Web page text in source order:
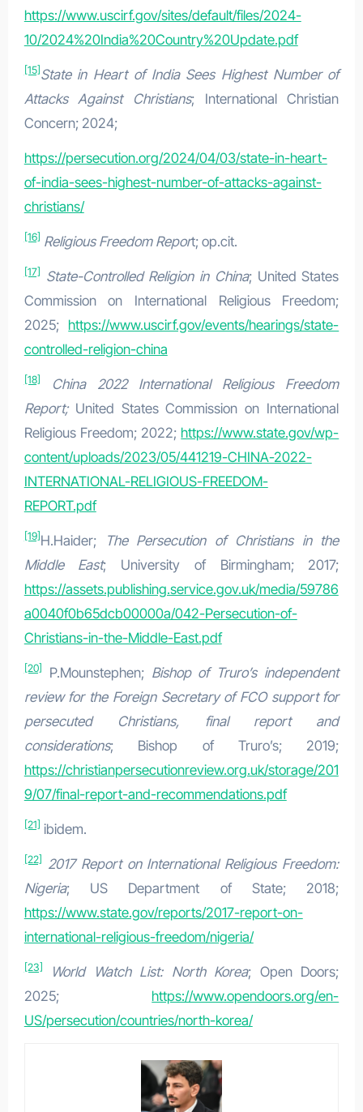
https://www.uscirf.gov/sites/default/files/2024-
10/2024%20India%20Country%20Update.pdf
[15] State in Heart of India Sees Highest Number of
Attacks Against Christians; International Christian
Concern; 2024;
https://persecution.org/2024/04/03/state-in-heart-
of-india-sees-highest-number-of-attacks-against-
christians/
[16] Religious Freedom Report; op.cit.
[17] State-Controlled Religion in China; United States
Commission on International Religious Freedom;
2025;https://www.uscirf.gov/events/hearings/state-
controlled-religion-china
[18]
China 2022 International Religious Freedom
Report;United States Commission on International
Religious Freedom; 2022;https://www.state.gov/wp-
content/uploads/2023/05/441219-CHINA-2022-
INTERNATIONAL-RELIGIOUS-FREEDOM-
REPORT.pdf
[19] H.Haider;The Persecution of Christians in the
Middle East; University of Birmingham; 2017;
https://assets.publishing.service.gov.uk/media/59786
a0040f0b65dcb00000a/042-Persecution-of-
Christians-in-the-Middle-East.pdf
[20] P.Mounstephen;Bishop of Truro’s independent
review for the Foreign Secretary of FCO support for
persecuted Christians, final report and
considerations; Bishop of Truro’s; 2019;
https://christianpersecutionreview.org.uk/storage/201
9/07/final-report-and-recommendations.pdf
[21] ibidem.
[22]
2017 Report on International Religious Freedom:
Nigeria; US Department of State; 2018;
https://www.state.gov/reports/2017-report-on-
international-religious-freedom/nigeria/
[23] World Watch List: North Korea; Open Doors;
2025;https://www.opendoors.org/en-
US/persecution/countries/north-korea/